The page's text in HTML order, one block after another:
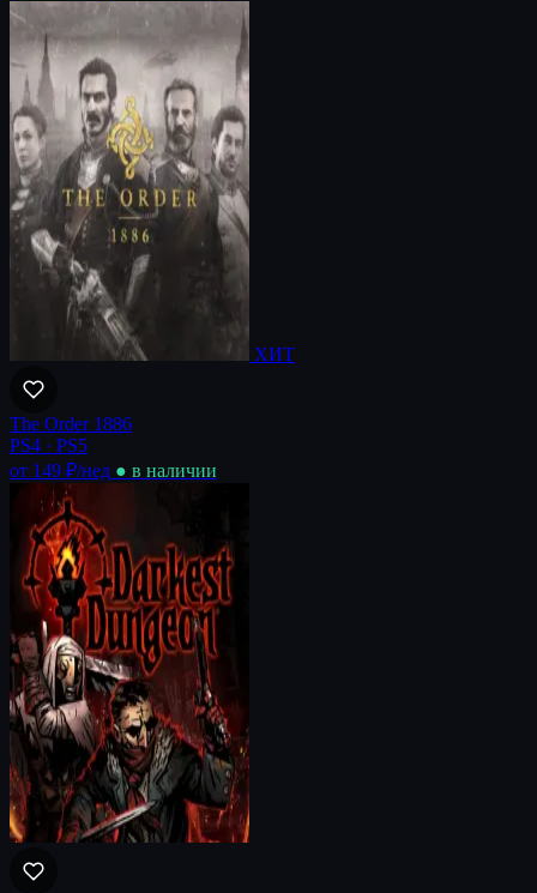
ХИТ
The Order 1886
PS4 · PS5
от 149 ₽/нед ● в наличии